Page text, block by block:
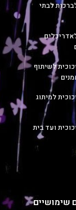
לבתי
לשיתוף
למיתוג
ועד בית
שימושיים